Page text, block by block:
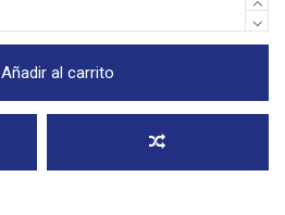
Añadir al carrito